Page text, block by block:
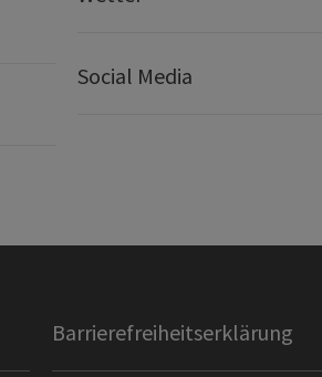
Social Media
Barrierefreiheitserklärung